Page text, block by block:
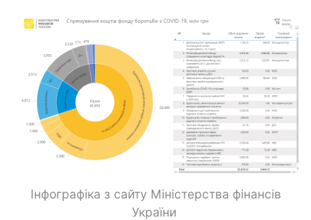
Інфографіка з сайту Міністерства фінансів
України